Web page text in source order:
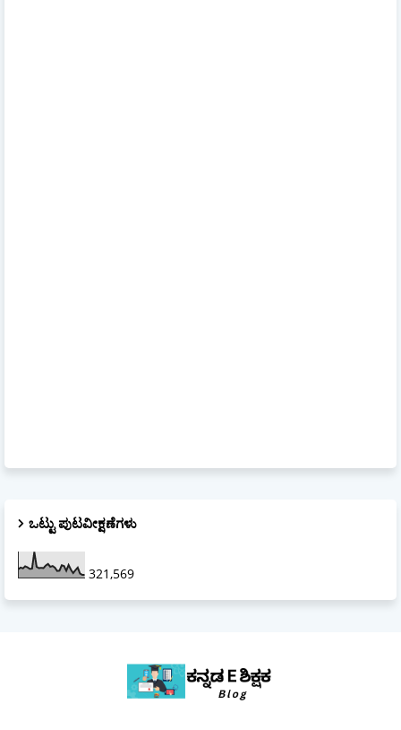
ಒಟ್ಟು ಪುಟವೀಕ್ಷಣೆಗಳು
321,569